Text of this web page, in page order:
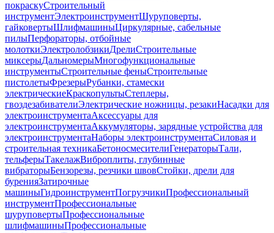
покраскуСтроительный
инструментЭлектроинструментШуруповерты,
гайковертыШлифмашиныЦиркулярные, сабельные
пилыПерфораторы, отбойные
молоткиЭлектролобзикиДрелиСтроительные
миксерыДальномерыМногофункциональные
инструментыСтроительные феныСтроительные
пистолетыФрезерыРубанки, стамески
электрическиеКраскопультыСтеплеры,
гвоздезабивателиЭлектрические ножницы, резакиНасадки для
электроинструментаАксессуары для
электроинструментаАккумуляторы, зарядные устройства для
электроинструментаНаборы электроинструментаСиловая и
строительная техникаБетоносмесителиГенераторыТали,
тельферыТакелажВиброплиты, глубинные
вибраторыБензорезы, резчики швовСтойки, дрели для
буренияЗатирочные
машиныГидроинструментПогрузчикиПрофессиональный
инструментПрофессиональные
шуруповертыПрофессиональные
шлифмашиныПрофессиональные